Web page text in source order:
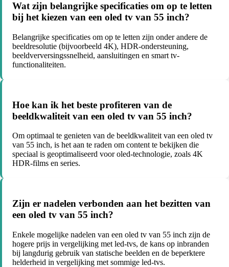
Wat zijn belangrijke specificaties om op te letten
bij het kiezen van een oled tv van 55 inch?
Belangrijke specificaties om op te letten zijn onder andere de
beeldresolutie (bijvoorbeeld 4K), HDR-ondersteuning,
beeldverversingssnelheid, aansluitingen en smart tv-
functionaliteiten.
Hoe kan ik het beste profiteren van de
beeldkwaliteit van een oled tv van 55 inch?
Om optimaal te genieten van de beeldkwaliteit van een oled tv
van 55 inch, is het aan te raden om content te bekijken die
speciaal is geoptimaliseerd voor oled-technologie, zoals 4K
HDR-films en series.
Zijn er nadelen verbonden aan het bezitten van
een oled tv van 55 inch?
Enkele mogelijke nadelen van een oled tv van 55 inch zijn de
hogere prijs in vergelijking met led-tvs, de kans op inbranden
bij langdurig gebruik van statische beelden en de beperktere
helderheid in vergelijking met sommige led-tvs.